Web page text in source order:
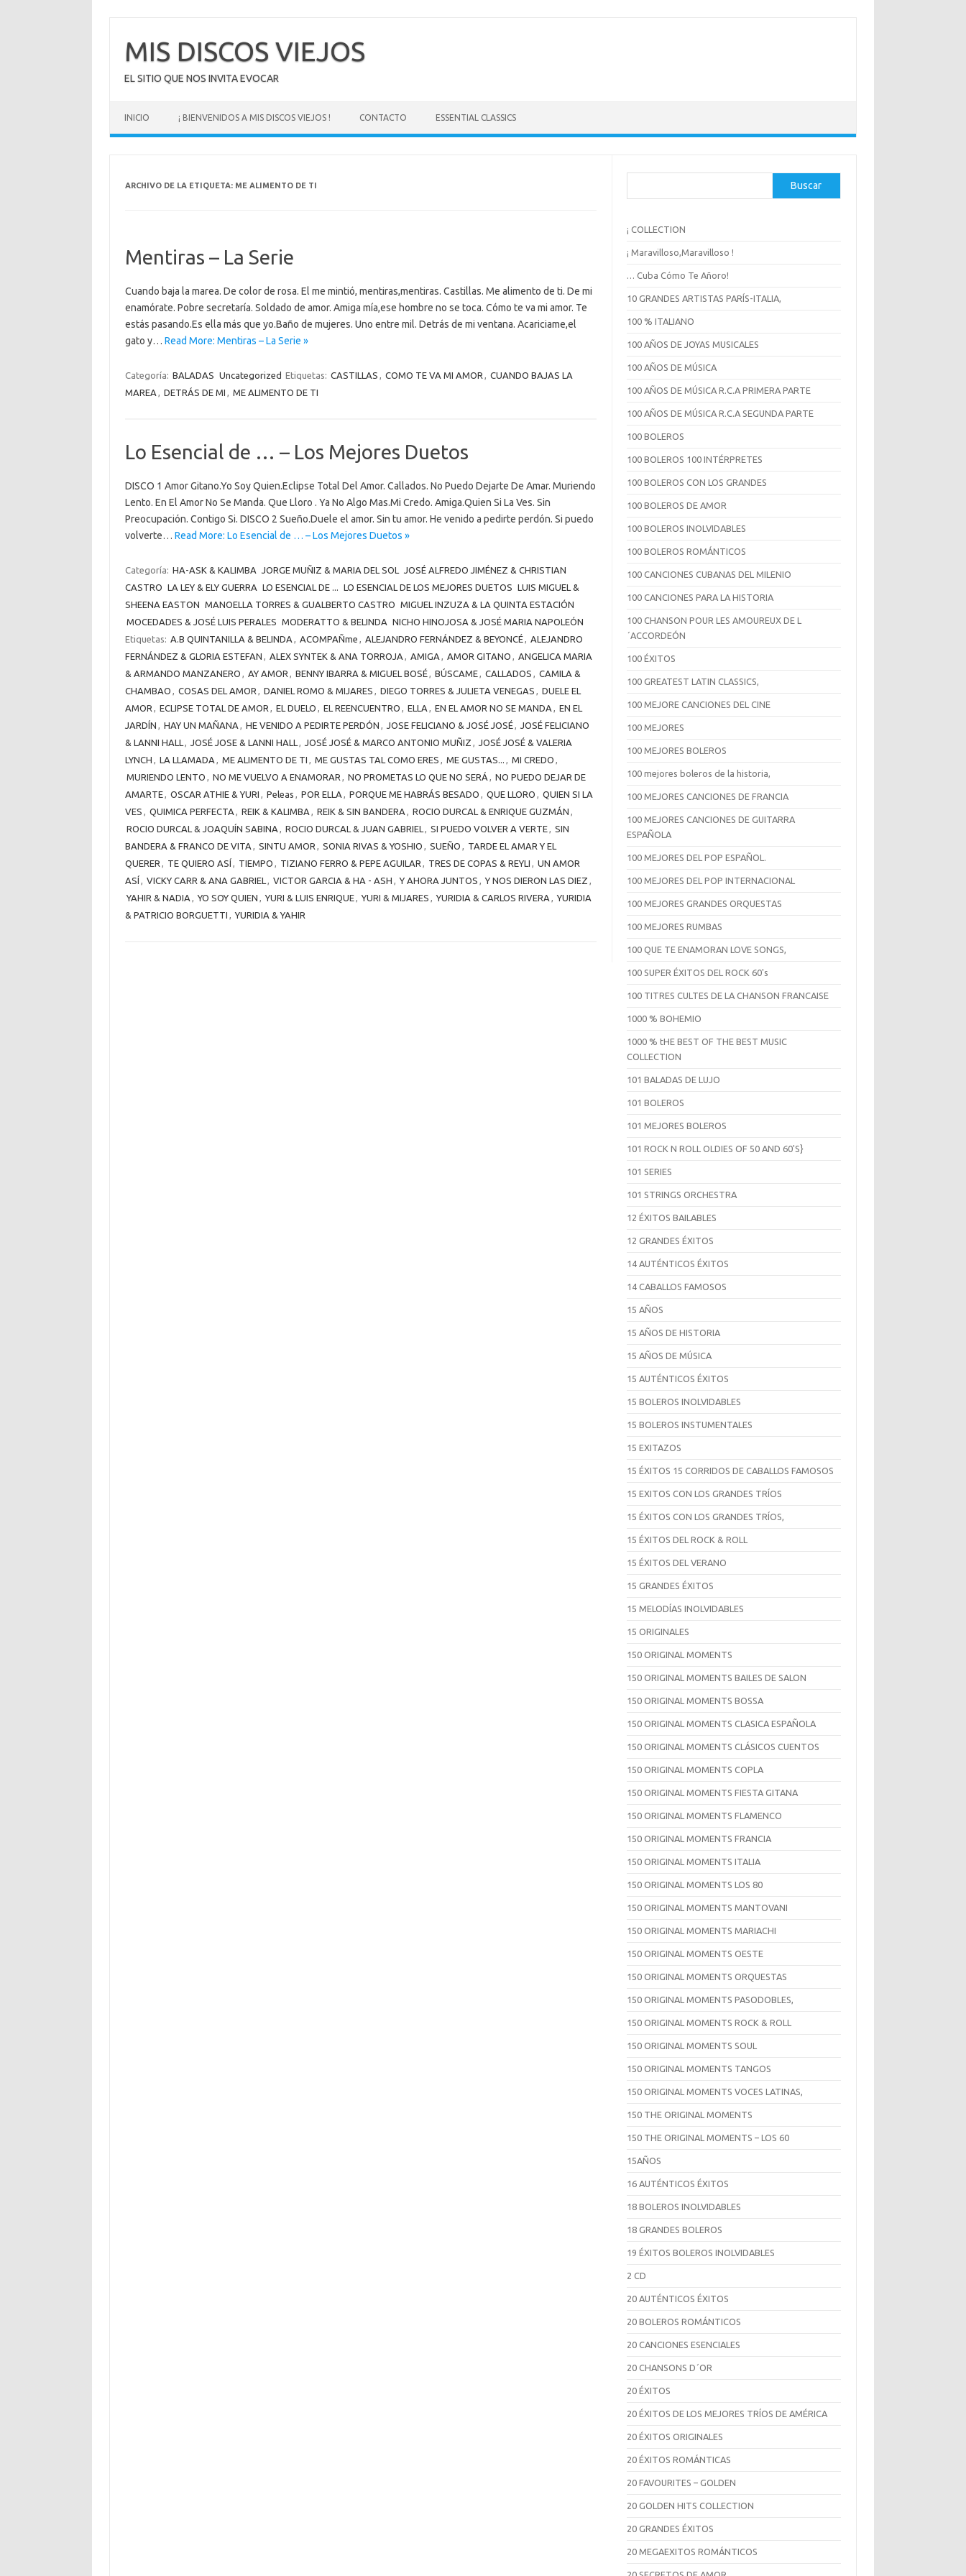
contenido
MIS DISCOS VIEJOS
EL SITIO QUE NOS INVITA EVOCAR
INICIO ¡ BIENVENIDOS A MIS DISCOS VIEJOS ! CONTACTO ESSENTIAL CLASSICS
ARCHIVO DE LA ETIQUETA: ME ALIMENTO DE TI
Mentiras – La Serie
Cuando baja la marea. De color de rosa. El me mintió, mentiras,mentiras. Castillas. Me alimento de ti. De mi
enamórate. Pobre secretaría. Soldado de amor. Amiga mía,ese hombre no se toca. Cómo te va mi amor. Te
estás pasando.Es ella más que yo.Baño de mujeres. Uno entre mil. Detrás de mi ventana. Acariciame,el
gato y… Read More: Mentiras – La Serie »
Categoría: BALADAS Uncategorized Etiquetas: CASTILLAS , COMO TE VA MI AMOR , CUANDO BAJAS LA
MAREA , DETRÁS DE MI , ME ALIMENTO DE TI
Lo Esencial de … – Los Mejores Duetos
DISCO 1 Amor Gitano.Yo Soy Quien.Eclipse Total Del Amor. Callados. No Puedo Dejarte De Amar. Muriendo
Lento. En El Amor No Se Manda. Que Lloro . Ya No Algo Mas.Mi Credo. Amiga.Quien Si La Ves. Sin
Preocupación. Contigo Si. DISCO 2 Sueño.Duele el amor. Sin tu amor. He venido a pedirte perdón. Si puedo
volverte… Read More: Lo Esencial de … – Los Mejores Duetos »
Categoría: HA-ASK & KALIMBA JORGE MUÑIZ & MARIA DEL SOL
JOSÉ ALFREDO JIMÉNEZ & CHRISTIAN
CASTRO LA LEY & ELY GUERRA LO ESENCIAL DE ... LO ESENCIAL DE LOS MEJORES DUETOS LUIS MIGUEL &
SHEENA EASTON MANOELLA TORRES & GUALBERTO CASTRO MIGUEL INZUZA & LA QUINTA ESTACIÓN
MOCEDADES & JOSÉ LUIS PERALES MODERATTO & BELINDA NICHO HINOJOSA & JOSÉ MARIA NAPOLEÓN
Etiquetas: A.B QUINTANILLA & BELINDA , ACOMPAÑme , ALEJANDRO FERNÁNDEZ & BEYONCÉ, ALEJANDRO
FERNÁNDEZ & GLORIA ESTEFAN , ALEX SYNTEK & ANA TORROJA , AMIGA , AMOR GITANO , ANGELICA MARIA
& ARMANDO MANZANERO , AY AMOR , BENNY IBARRA & MIGUEL BOSÉ, BÚSCAME, CALLADOS , CAMILA &
CHAMBAO , COSAS DEL AMOR , DANIEL ROMO & MIJARES , DIEGO TORRES & JULIETA VENEGAS , DUELE EL
AMOR , ECLIPSE TOTAL DE AMOR , EL DUELO , EL REENCUENTRO , ELLA , EN EL AMOR NO SE MANDA , EN EL
JARDÍN , HAY UN MAÑANA , HE VENIDO A PEDIRTE PERDÓN , JOSE FELICIANO & JOSÉ JOSÉ, JOSÉ FELICIANO
& LANNI HALL , JOSÉ JOSE & LANNI HALL , JOSÉ JOSÉ & MARCO ANTONIO MUÑIZ , JOSÉ JOSÉ & VALERIA
LYNCH , LA LLAMADA , ME ALIMENTO DE TI , ME GUSTAS TAL COMO ERES , ME GUSTAS... , MI CREDO ,
MURIENDO LENTO , NO ME VUELVO A ENAMORAR , NO PROMETAS LO QUE NO SERÁ , NO PUEDO DEJAR DE
AMARTE, OSCAR ATHIE & YURI , Peleas , POR ELLA , PORQUE ME HABRÁS BESADO , QUE LLORO , QUIEN SI LA
VES , QUIMICA PERFECTA , REIK & KALIMBA , REIK & SIN BANDERA , ROCIO DURCAL & ENRIQUE GUZMÁN ,
ROCIO DURCAL & JOAQUÍN SABINA , ROCIO DURCAL & JUAN GABRIEL , SI PUEDO VOLVER A VERTE, SIN
BANDERA & FRANCO DE VITA , SINTU AMOR , SONIA RIVAS & YOSHIO , SUEÑO , TARDE EL AMAR Y EL
QUERER , TE QUIERO ASÍ , TIEMPO , TIZIANO FERRO & PEPE AGUILAR , TRES DE COPAS & REYLI , UN AMOR
ASÍ , VICKY CARR & ANA GABRIEL , VICTOR GARCIA & HA - ASH , Y AHORA JUNTOS , Y NOS DIERON LAS DIEZ ,
YAHIR & NADIA , YO SOY QUIEN , YURI & LUIS ENRIQUE, YURI & MIJARES , YURIDIA & CARLOS RIVERA , YURIDIA
& PATRICIO BORGUETTI , YURIDIA & YAHIR
a
Buscar
¡ COLLECTION
¡ Maravilloso,Maravilloso !
… Cuba Cómo Te Añoro!
10 GRANDES ARTISTAS PARÍS-ITALIA,
100 % ITALIANO
100 AÑOS DE JOYAS MUSICALES
100 AÑOS DE MÚSICA
100 AÑOS DE MÚSICA R.C.A PRIMERA PARTE
100 AÑOS DE MÚSICA R.C.A SEGUNDA PARTE
100 BOLEROS
100 BOLEROS 100 INTÉRPRETES
100 BOLEROS CON LOS GRANDES
100 BOLEROS DE AMOR
100 BOLEROS INOLVIDABLES
100 BOLEROS ROMÁNTICOS
100 CANCIONES CUBANAS DEL MILENIO
100 CANCIONES PARA LA HISTORIA
100 CHANSON POUR LES AMOUREUX DE L
´ACCORDEÓN
100 ÉXITOS
100 GREATEST LATIN CLASSICS,
100 MEJORE CANCIONES DEL CINE
100 MEJORES
100 MEJORES BOLEROS
100 mejores boleros de la historia,
100 MEJORES CANCIONES DE FRANCIA
100 MEJORES CANCIONES DE GUITARRA
ESPAÑOLA
100 MEJORES DEL POP ESPAÑOL.
100 MEJORES DEL POP INTERNACIONAL
100 MEJORES GRANDES ORQUESTAS
100 MEJORES RUMBAS
100 QUE TE ENAMORAN LOVE SONGS,
100 SUPER ÉXITOS DEL ROCK 60's
100 TITRES CULTES DE LA CHANSON FRANCAISE
1000 % BOHEMIO
1000 % tHE BEST OF THE BEST MUSIC
COLLECTION
101 BALADAS DE LUJO
101 BOLEROS
101 MEJORES BOLEROS
101 ROCK N ROLL OLDIES OF 50 AND 60'S}
101 SERIES
101 STRINGS ORCHESTRA
12 ÉXITOS BAILABLES
12 GRANDES ÉXITOS
14 AUTÉNTICOS ÉXITOS
14 CABALLOS FAMOSOS
15 AÑOS
15 AÑOS DE HISTORIA
15 AÑOS DE MÚSICA
15 AUTÉNTICOS ÉXITOS
15 BOLEROS INOLVIDABLES
15 BOLEROS INSTUMENTALES
15 EXITAZOS
15 ÉXITOS 15 CORRIDOS DE CABALLOS FAMOSOS
15 EXITOS CON LOS GRANDES TRÍOS
15 ÉXITOS CON LOS GRANDES TRÍOS,
15 ÉXITOS DEL ROCK & ROLL
15 ÉXITOS DEL VERANO
15 GRANDES ÉXITOS
15 MELODÍAS INOLVIDABLES
15 ORIGINALES
150 ORIGINAL MOMENTS
150 ORIGINAL MOMENTS BAILES DE SALON
150 ORIGINAL MOMENTS BOSSA
150 ORIGINAL MOMENTS CLASICA ESPAÑOLA
150 ORIGINAL MOMENTS CLÁSICOS CUENTOS
150 ORIGINAL MOMENTS COPLA
150 ORIGINAL MOMENTS FIESTA GITANA
150 ORIGINAL MOMENTS FLAMENCO
150 ORIGINAL MOMENTS FRANCIA
150 ORIGINAL MOMENTS ITALIA
150 ORIGINAL MOMENTS LOS 80
150 ORIGINAL MOMENTS MANTOVANI
150 ORIGINAL MOMENTS MARIACHI
150 ORIGINAL MOMENTS OESTE
150 ORIGINAL MOMENTS ORQUESTAS
150 ORIGINAL MOMENTS PASODOBLES,
150 ORIGINAL MOMENTS ROCK & ROLL
150 ORIGINAL MOMENTS SOUL
150 ORIGINAL MOMENTS TANGOS
150 ORIGINAL MOMENTS VOCES LATINAS,
150 THE ORIGINAL MOMENTS
150 THE ORIGINAL MOMENTS – LOS 60
15AÑOS
16 AUTÉNTICOS ÉXITOS
18 BOLEROS INOLVIDABLES
18 GRANDES BOLEROS
19 ÉXITOS BOLEROS INOLVIDABLES
2 CD
20 AUTÉNTICOS ÉXITOS
20 BOLEROS ROMÁNTICOS
20 CANCIONES ESENCIALES
20 CHANSONS D´OR
20 ÉXITOS
20 ÉXITOS DE LOS MEJORES TRÍOS DE AMÉRICA
20 ÉXITOS ORIGINALES
20 ÉXITOS ROMÁNTICAS
20 FAVOURITES – GOLDEN
20 GOLDEN HITS COLLECTION
20 GRANDES ÉXITOS
20 MEGAEXITOS ROMÁNTICOS